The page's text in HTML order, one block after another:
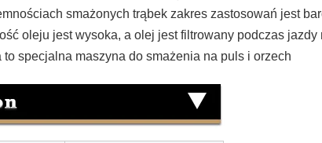
smażonych trąbek zakres zastosowań jest
oleju jest wysoka, a olej jest filtrowany podczas jazdy
specjalna maszyna do smażenia na puls i orzech